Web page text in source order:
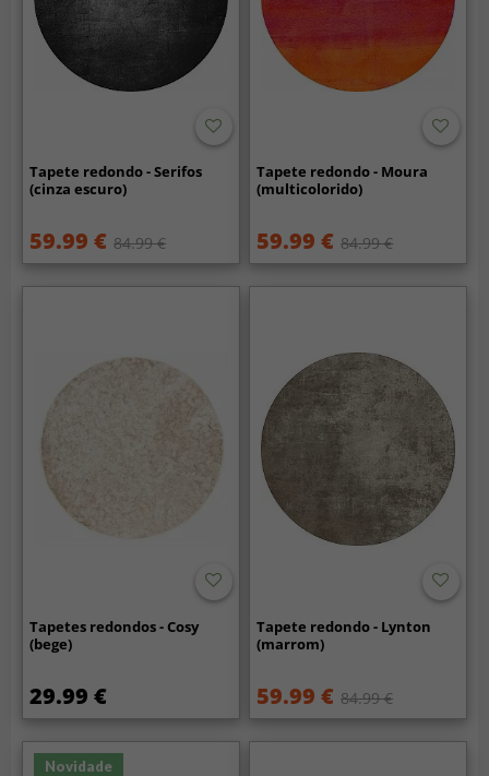
Tapete redondo - Serifos
(cinza escuro)
59.99 € 84.99 €
Tapete redondo - Moura
(multicolorido)
59.99 € 84.99 €
Tapetes redondos - Cosy
(bege)
29.99 €
Tapete redondo - Lynton
(marrom)
59.99 € 84.99 €
Novidade